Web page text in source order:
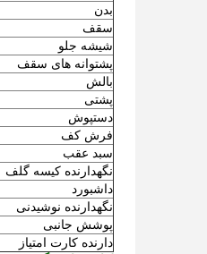
بدن
سقف
شیشه جلو
پشتوانه های سقف
بالش
پشتی
دستپوش
فرش کف
سبد عقب
نگهدارنده کیسه گلف
داشبورد
نگهدارنده نوشیدنی
پوشش جانبی
دارنده کارت امتیاز